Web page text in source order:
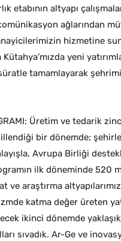
etabının altyapı
ağlarından
hizmetine
Kütahya’mızda yeni
tamamlayarak
Üretim ve tedarik
bir dönemde;
Avrupa Birliği
ilk döneminde 520
araştırma
katma değer üreten
ikinci dönemde
sıvadık. Ar-Ge ve